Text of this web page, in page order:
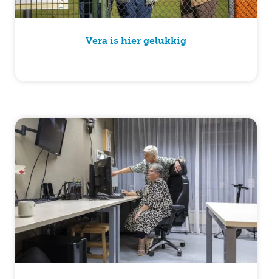
Vera is hier gelukkig